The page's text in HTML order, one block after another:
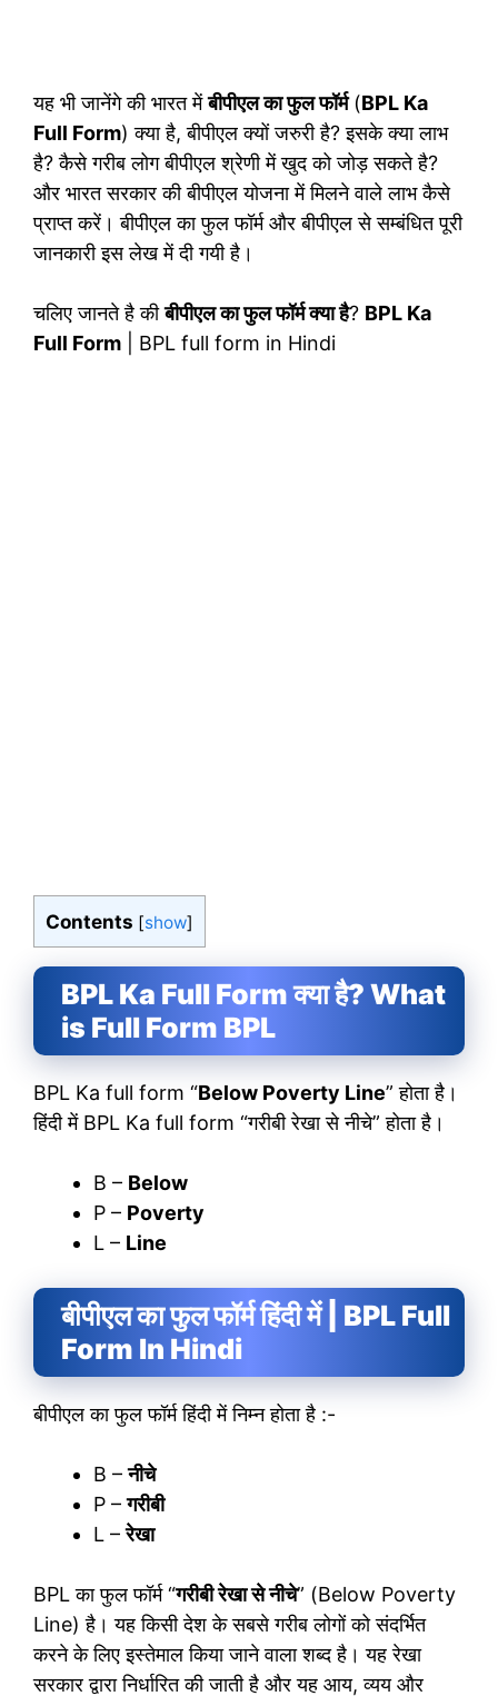
यह भी जानेंगे की भारत मेंबीपीएल का फुल फॉर्म(BPL Ka
Full Form) क्या है, बीपीएल क्यों जरुरी है? इसके क्या लाभ
है? कैसे गरीब लोग बीपीएल श्रेणी में खुद को जोड़ सकते है?
और भारत सरकार की बीपीएल योजना में मिलने वाले लाभ कैसे
प्राप्त करें। बीपीएल का फुल फॉर्म और बीपीएल से सम्बंधित पूरी
जानकारी इस लेख में दी गयी है।
चलिए जानते है कीबीपीएल का फुल फॉर्म क्या है? BPL Ka
Full Form | BPL full form in Hindi
Contents [show]
BPL Ka Full Form क्या है? What
is Full Form BPL
BPL Ka full form “Below Poverty Line” होता है।
हिंदी में BPL Ka full form “गरीबी रेखा से नीचे” होता है।
B – Below
P – Poverty
L – Line
बीपीएल का फुल फॉर्म हिंदी में | BPL Full
Form In Hindi
बीपीएल का फुल फॉर्म हिंदी में निम्न होता है :-
B –नीचे
P –गरीबी
L –रेखा
BPL का फुल फॉर्म “गरीबी रेखा से नीचे” (Below Poverty
Line) है। यह किसी देश के सबसे गरीब लोगों को संदर्भित
करने के लिए इस्तेमाल किया जाने वाला शब्द है। यह रेखा
सरकार द्वारा निर्धारित की जाती है और यह आय, व्यय और